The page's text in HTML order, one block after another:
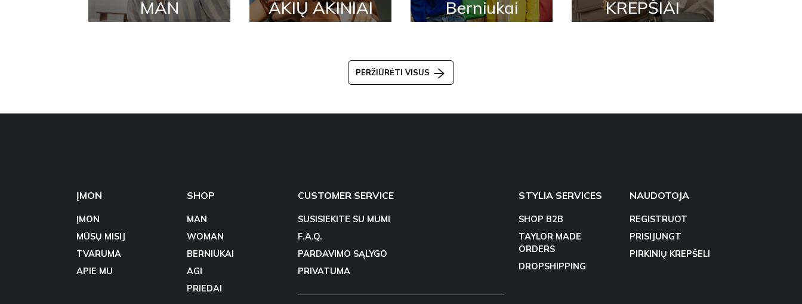
MAN AKIŲ AKINIAI Berniukai KREPŠIAI
PERŽIŪRĖTI VISUS
ĮMON
ĮMON
MŪSŲ MISIJ
TVARUMA
APIE MU
SHOP
MAN
WOMAN
BERNIUKAI
AGI
PRIEDAI
CUSTOMER SERVICE
SUSISIEKITE SU MUMI
F.A.Q.
PARDAVIMO SĄLYGO
PRIVATUMA
STYLIA SERVICES
SHOP B2B
TAYLOR MADE
ORDERS
DROPSHIPPING
NAUDOTOJA
REGISTRUOT
PRISIJUNGT
PIRKINIŲ KREPŠELI